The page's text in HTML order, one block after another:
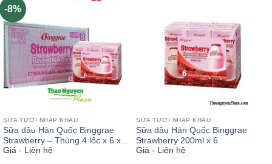
-8%
SỮA TƯƠI NHẬP KHẨU
Sữa dâu Hàn Quốc Binggrae
Strawberry – Thùng 4 lốc x 6 x
200ml
Giá - Liên hệ
SỮA TƯƠI NHẬP KHẨU
Sữa dâu Hàn Quốc Binggrae
Strawberry 200ml x 6
Giá - Liên hệ